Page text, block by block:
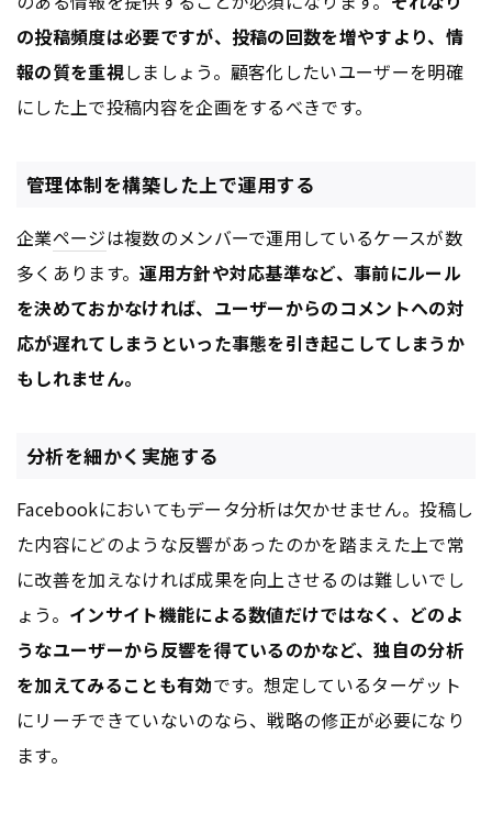
の投稿頻度は必要ですが、投稿の回数を増やすより、情
報の質を重視しましょう。顧客化したいユーザーを明確
にした上で投稿内容を企画をするべきです。
管理体制を構築した上で運用する
企業ページは複数のメンバーで運用しているケースが数
多くあります。運用方針や対応基準など、事前にルール
を決めておかなければ、ユーザーからのコメントへの対
応が遅れてしまうといった事態を引き起こしてしまうか
もしれません。
分析を細かく実施する
Facebookにおいてもデータ分析は欠かせません。投稿し
た内容にどのような反響があったのかを踏まえた上で常
に改善を加えなければ成果を向上させるのは難しいでし
ょう。 インサイト機能による数値だけではなく、どのよ
うなユーザーから反響を得ているのかなど、独自の分析
を加えてみることも有効です。想定しているターゲット
にリーチできていないのなら、戦略の修正が必要になり
ます。